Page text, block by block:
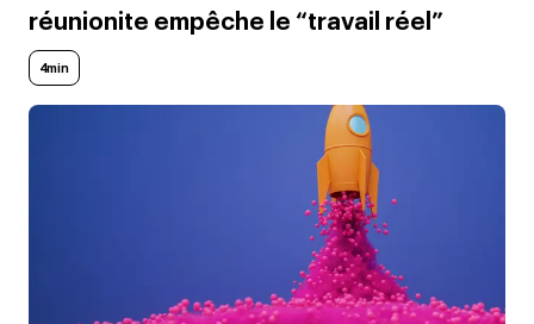
réunionite empêche le “travail réel”
4min